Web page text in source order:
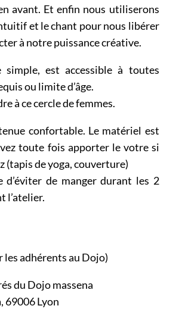
avant. Et enfin nous utiliserons
et le chant pour nous libérer
à notre puissance créative.
simple, est accessible à toutes
ou limite d’âge.
à ce cercle de femmes.
confortable. Le matériel est
toute fois apporter le votre si
(tapis de yoga, couverture)
d’éviter de manger durant les 2
l’atelier.
adhérents au Dojo)
du Dojo massena
69006 Lyon